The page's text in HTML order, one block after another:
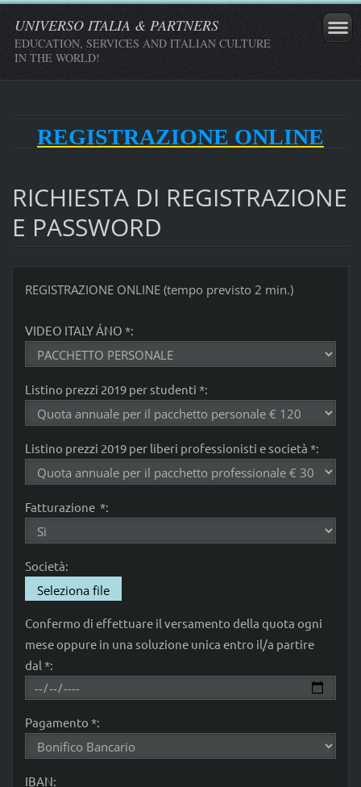
UNIVERSO ITALIA & PARTNERS
EDUCATION, SERVICES AND ITALIAN CULTURE
IN THE WORLD!
REGISTRAZIONE ONLINE
RICHIESTA DI REGISTRAZIONE
E PASSWORD
REGISTRAZIONE ONLINE (tempo previsto 2 min.)
VIDEO ITALY ÁNO *:
Listino prezzi 2019 per studenti *:
Listino prezzi 2019 per liberi professionisti e società *:
Fatturazione *:
Società:
Seleziona file
Confermo di effettuare il versamento della quota ogni
mese oppure in una soluzione unica entro il/a partire
dal *:
Pagamento *:
IBAN: